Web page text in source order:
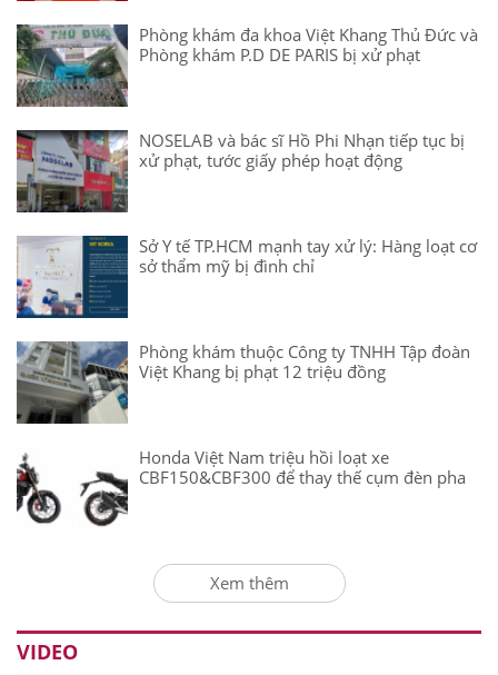
Phòng khám đa khoa Việt Khang Thủ Đức và
Phòng khám P.D DE PARIS bị xử phạt
NOSELAB và bác sĩ Hồ Phi Nhạn tiếp tục bị
xử phạt, tước giấy phép hoạt động
Sở Y tế TP.HCM mạnh tay xử lý: Hàng loạt cơ
sở thẩm mỹ bị đình chỉ
Phòng khám thuộc Công ty TNHH Tập đoàn
Việt Khang bị phạt 12 triệu đồng
Honda Việt Nam triệu hồi loạt xe
CBF150&CBF300 để thay thế cụm đèn pha
Xem thêm
VIDEO